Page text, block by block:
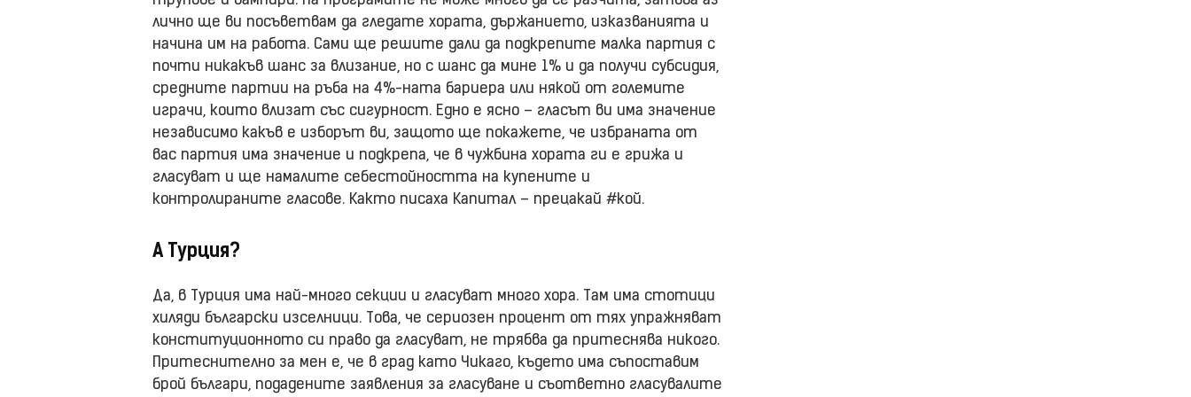
лично ще ви посъветвам да гледате хората, държанието, изказванията и
начина им на работа. Сами ще решите дали да подкрепите малка партия с
почти никакъв шанс за влизание, но с шанс да мине 1% и да получи субсидия,
средните партии на ръба на 4%-ната бариера или някой от големите
играчи, които влизат със сигурност. Едно е ясно – гласът ви има значение
независимо какъв е изборът ви, защото ще покажете, че избраната от
вас партия има значение и подкрепа, че в чужбина хората ги е грижа и
гласуват и ще намалите себестойността на купените и
контролираните гласове. Както писаха Капитал – прецакай #кой.
А Турция?
Да, в Турция има най-много секции и гласуват много хора. Там има стотици
хиляди български изселници. Това, че сериозен процент от тях упражняват
конституционното си право да гласуват, не трябва да притеснява никого.
Притеснително за мен е, че в град като Чикаго, където има съпоставим
брой българи, подадените заявления за гласуване и съответно гласувалите